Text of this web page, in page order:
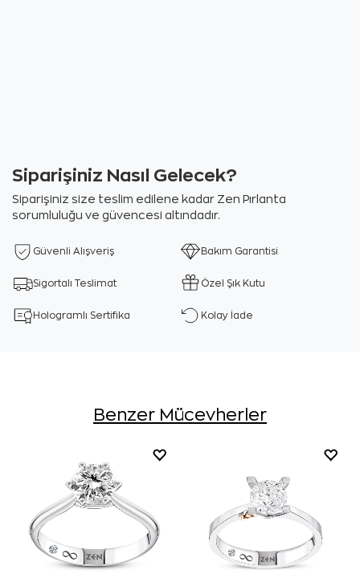
Siparişiniz Nasıl Gelecek?
Siparişiniz size teslim edilene kadar Zen Pırlanta
sorumluluğu ve güvencesi altındadır.
Güvenli Alışveriş Bakım Garantisi
Sigortalı Teslimat Özel Şık Kutu
Hologramlı Sertifika Kolay İade
Benzer Mücevherler